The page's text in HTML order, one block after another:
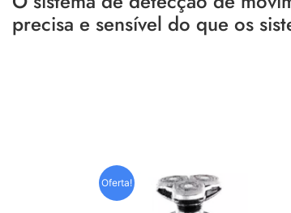
precisa e sensível do que os
Oferta!